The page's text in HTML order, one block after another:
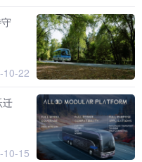
10-22
迁
10-15